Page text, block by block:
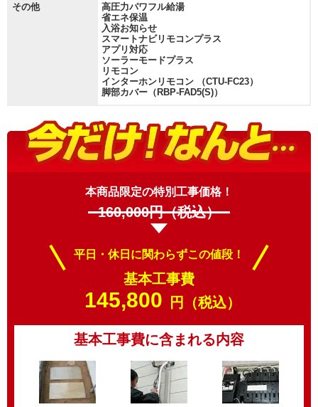
その他
高圧力パワフル給湯
省エネ保温
入浴お知らせ
スマートナビリモコンプラス
アプリ対応
ソーラーモードプラス
リモコン
インターホンリモコン （CTU-FC23）
脚部カバー（RBP-FAD5(S)）
本商品限定の特別工事価格！
160,000円（税込）
平日・休日に関わらずこの値段！
基本工事費
145,800 円（税込）
基本工事費に含まれる内容